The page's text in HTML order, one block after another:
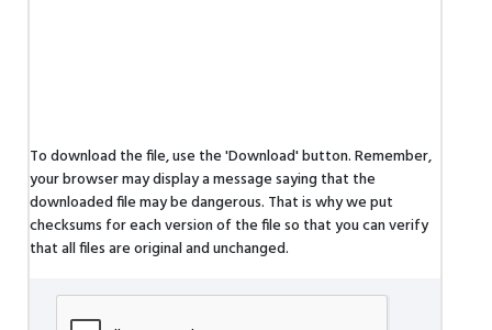
To download the file, use the 'Download' button. Remember,
your browser may display a message saying that the
downloaded file may be dangerous. That is why we put
checksums for each version of the file so that you can verify
that all files are original and unchanged.